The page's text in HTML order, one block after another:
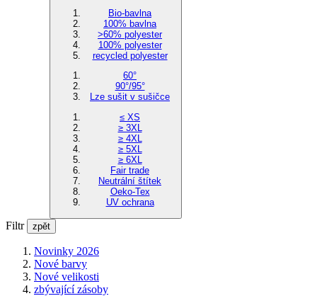
Bio-bavlna
100% bavlna
>60% polyester
100% polyester
recycled polyester
60°
90°/95°
Lze sušit v sušičce
≤ XS
≥ 3XL
≥ 4XL
≥ 5XL
≥ 6XL
Fair trade
Neutrální štítek
Oeko-Tex
UV ochrana
Filtr zpět
Novinky 2026
Nové barvy
Nové velikosti
zbývající zásoby